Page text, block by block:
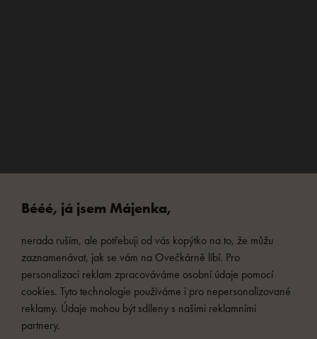
Bééé, já jsem Májenka,
nerada ruším, ale potřebuji od vás kopýtko na to, že můžu
zaznamenávat, jak se vám na Ovečkárně líbí. Pro
personalizaci reklam zpracováváme osobní údaje pomocí
cookies. Tyto technologie používáme i pro nepersonalizované
reklamy. Údaje mohou být sdíleny s našimi reklamními
partnery.